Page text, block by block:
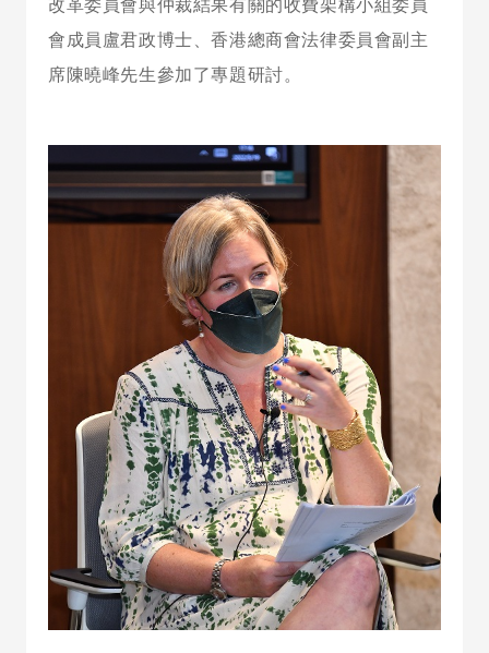
改革委員會與仲裁結果有關的收費架構小組委員
會成員盧君政博士、香港總商會法律委員會副主
席陳曉峰先生參加了專題研討。